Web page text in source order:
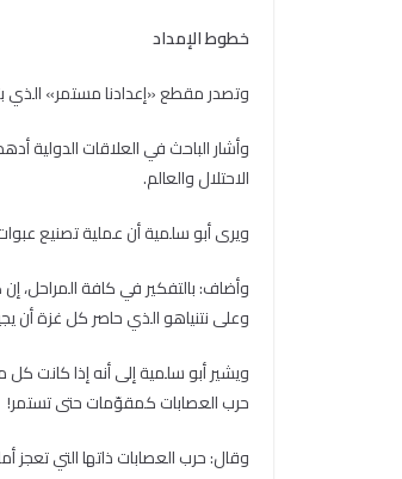
خطوط الإمداد
وتصدر مقطع «إعدادنا مستمر» الذي بثته «القسام» بعد 268 يوماً على معركة
وأشار الباحث في العلاقات الدولية
الاحتلال والعالم.
ويرى أبو سلمية أن عملية تصنيع
وأضاف: بالتفكير في كافة المراحل،
وعلى نتنياهو الذي حاصر كل غزة
ويشير أبو سلمية إلى أنه إذا كانت
حرب العصابات كمقوّمات حتى تستمر!
وقال: حرب العصابات ذاتها التي تعجز أمامها